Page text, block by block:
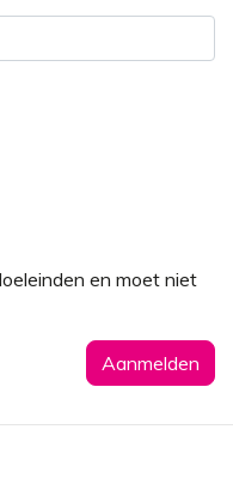
en moet niet